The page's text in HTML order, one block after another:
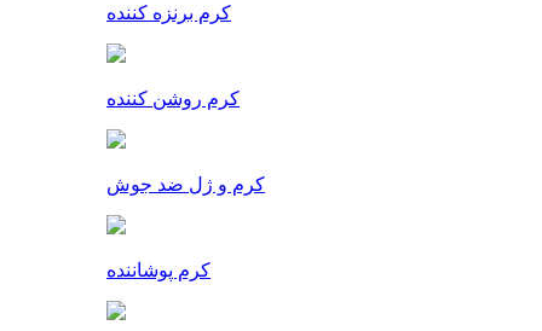
کرم برنزه کننده
کرم روشن کننده
کرم و ژل ضد جوش
کرم پوشاننده